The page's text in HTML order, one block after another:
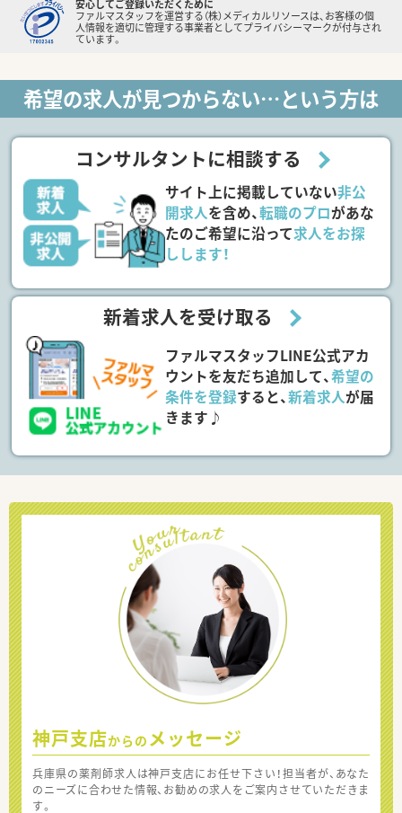
安心してご登録いただくために
ファルマスタッフを運営する（株）メディカルリソースは、お客様の個
人情報を適切に管理する事業者としてプライバシーマークが付与され
ています。
希望の求人が見つからない…という方は
コンサルタントに相談する
サイト上に掲載していない非公
開求人を含め、転職のプロがあな
たのご希望に沿って求人をお探
しします！
新着求人を受け取る
ファルマスタッフLINE公式アカ
ウントを友だち追加して、希望の
条件を登録すると、新着求人が届
きます♪
神戸支店からの メッセージ
兵庫県の薬剤師求人は神戸支店にお任せ下さい！担当者が、あなた
のニーズに合わせた情報、お勧めの求人をご案内させていただきま
す。